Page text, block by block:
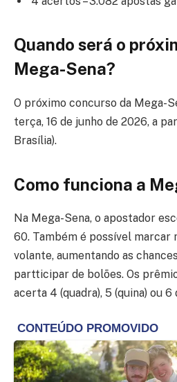
Quando será o
Mega-Sena?
O próximo concurso da Mega-
terça, 16 de junho de 2026, a
Brasília).
Como funciona a
Na Mega-Sena, o apostador
60. Também é possível marcar
volante, aumentando as
partticipar de bolões. Os
acerta 4 (quadra), 5 (quina) ou 6